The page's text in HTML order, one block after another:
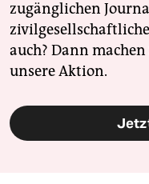
zugänglichen
auch? Dann
unsere Aktion.